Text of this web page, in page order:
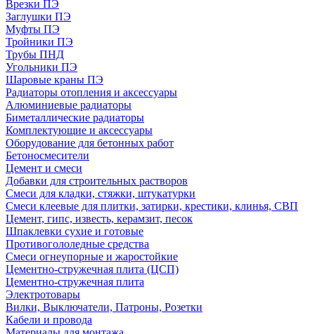
Врезки ПЭ
Заглушки ПЭ
Муфты ПЭ
Тройники ПЭ
Трубы ПНД
Угольники ПЭ
Шаровые краны ПЭ
Радиаторы отопления и аксессуары
Алюминиевые радиаторы
Биметаллические радиаторы
Комплектующие и аксессуары
Оборудование для бетонных работ
Бетоносмесители
Цемент и смеси
Добавки для строительных растворов
Смеси для кладки, стяжки, штукатурки
Смеси клеевые для плитки, затирки, крестики, клинья, СВП
Цемент, гипс, известь, керамзит, песок
Шпаклевки сухие и готовые
Противогололедные средства
Смеси огнеупорные и жаростойкие
Цементно-стружечная плита (ЦСП)
Цементно-стружечная плита
Электротовары
Вилки, Выключатели, Патроны, Розетки
Кабели и провода